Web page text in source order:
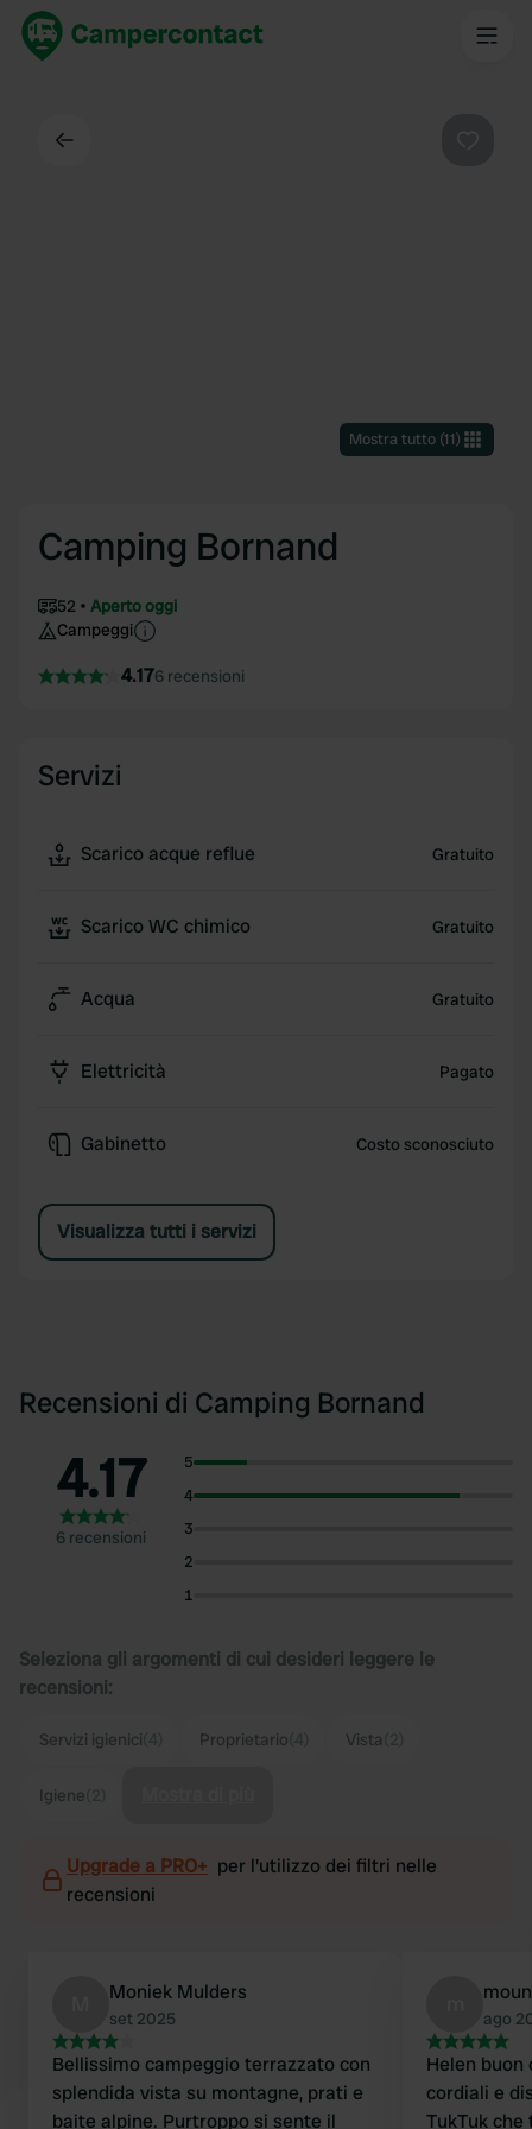
Mostra tutto(11)
Camping Bornand
52
Aperto oggi
Campeggi
4.176 recensioni
Servizi
Scarico acque reflue Gratuito
Scarico WC chimico Gratuito
Acqua Gratuito
Elettricità Pagato
Gabinetto Costo sconosciuto
Visualizza tutti i servizi
Recensioni di Camping Bornand
4.17
6 recensioni
5
4
3
2
1
Seleziona gli argomenti di cui desideri leggere le
recensioni:
Servizi igienici Proprietario Vista
Igiene
Upgrade a PRO+ per l'utilizzo dei filtri nelle
recensioni
Moniek Mulders
set 2025
Bellissimo campeggio terrazzato con
splendida vista su montagne, prati e
baite alpine. Purtroppo si sente il
ago
Helen
cordiali e
TukTuk